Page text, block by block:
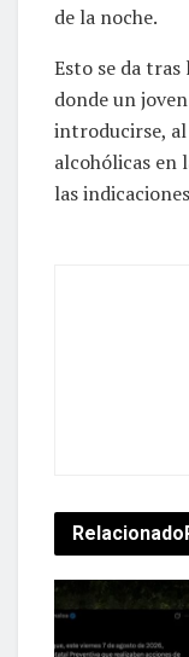
de la noche.
Esto se da
donde un
introducirse,
alcohólicas en
las
Relacionado